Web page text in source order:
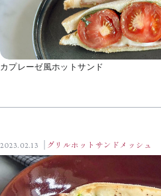
カプレーゼ風ホットサンド
2023.02.13 グリルホットサンドメッシュ